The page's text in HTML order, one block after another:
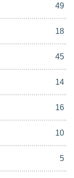
49
18
45
14
16
10
5